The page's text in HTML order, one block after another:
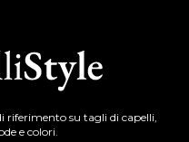
riferimento su tagli di capelli,
e colori.